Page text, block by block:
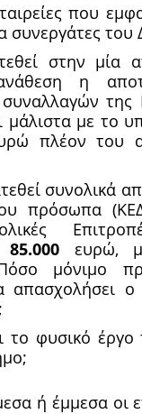
που
συνεργάτες του
στην μία
η
συναλλαγών της
μάλιστα με το
πλέον του
συνολικά
πρόσωπα
85.000 ευρώ,
μόνιμο
απασχολήσει
το φυσικό έργο
ή έμμεσα οι